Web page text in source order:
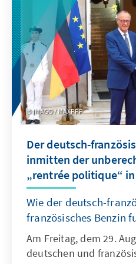
Scheitern der
werde „in den
neuen Premierminister
für den 10. und 18.
Blockaden
insbesondere der
Franzosen in Hinblick
weitere wirtschaftliche
Ausdruck bringen
politischen Sackgasse
den
will.
IMAGO / MAXPPP
Der deutsch-
inmitten der
„rentrée politique“
Wie der deutsch-
französisches Benzin
Am Freitag, dem 29.
deutschen und